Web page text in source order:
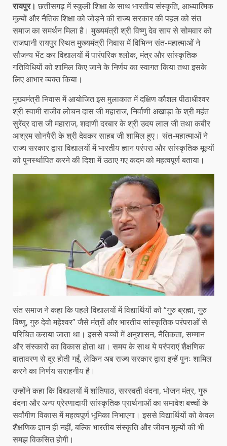
रायपुर। छत्तीसगढ़ में स्कूली शिक्षा के साथ भारतीय संस्कृति, आध्यात्मिक
मूल्यों और नैतिक शिक्षा को जोड़ने की राज्य सरकार की पहल को संत
समाज का समर्थन मिला है। मुख्यमंत्री श्री विष्णु देव साय से सोमवार को
राजधानी रायपुर स्थित मुख्यमंत्री निवास में विभिन्न संत-महात्माओं ने
सौजन्य भेंट कर विद्यालयों में पारंपरिक श्लोक, मंत्र और सांस्कृतिक
गतिविधियों को शामिल किए जाने के निर्णय का स्वागत किया तथा इसके
लिए आभार व्यक्त किया।
मुख्यमंत्री निवास में आयोजित इस मुलाकात में दक्षिण कौशल पीठाधीश्वर
श्री स्वामी राजीव लोचन दास जी महाराज, निर्वाणी अखाड़ा के श्री महंत
सुरेंद्र दास जी महाराज, शदाणी दरबार के श्री उदय लाल जी तथा कबीर
आश्रम सोनपैरी के श्री देवकर साहब जी शामिल हुए। संत-महात्माओं ने
राज्य सरकार द्वारा विद्यालयों में भारतीय ज्ञान परंपरा और सांस्कृतिक मूल्यों
को पुनर्स्थापित करने की दिशा में उठाए गए कदम को महत्वपूर्ण बताया।
संत समाज ने कहा कि पहले विद्यालयों में विद्यार्थियों को “गुरु ब्रह्मा, गुरु
विष्णु, गुरु देवो महेश्वर” जैसे मंत्रों और भारतीय सांस्कृतिक परंपराओं से
परिचित कराया जाता था। इससे बच्चों में अनुशासन, नैतिकता, सम्मान
और संस्कारों का विकास होता था। समय के साथ ये परंपराएं शैक्षणिक
वातावरण से दूर होती गईं, लेकिन अब राज्य सरकार द्वारा इन्हें पुनः शामिल
करने का निर्णय सराहनीय है।
उन्होंने कहा कि विद्यालयों में शांतिपाठ, सरस्वती वंदना, भोजन मंत्र, गुरु
वंदना और अन्य प्रेरणादायी सांस्कृतिक प्रार्थनाओं का समावेश बच्चों के
सर्वांगीण विकास में महत्वपूर्ण भूमिका निभाएगा। इससे विद्यार्थियों को केवल
शैक्षणिक ज्ञान ही नहीं, बल्कि भारतीय संस्कृति और जीवन मूल्यों की भी
समझ विकसित होगी।